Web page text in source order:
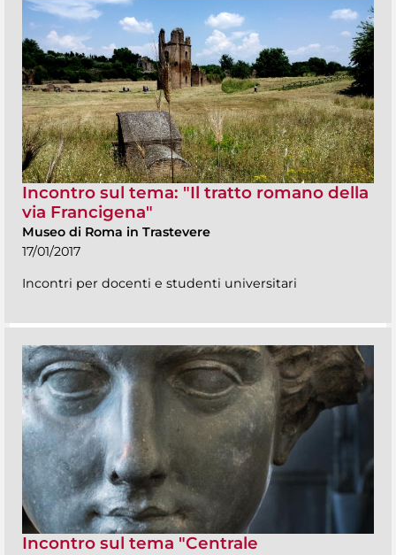
Incontro sul tema: "Il tratto romano della
via Francigena"
Museo di Roma in Trastevere
17/01/2017
Incontri per docenti e studenti universitari
Incontro sul tema "Centrale